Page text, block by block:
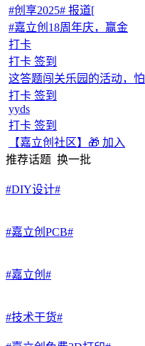
#创享2025# 报道[
#嘉立创18周年庆，赢金
打卡
打卡 签到
这答题闯关乐园的活动，怕
打卡 签到
yyds
打卡 签到
【嘉立创社区】🎁 加入
推荐话题 换一批
#DIY设计#
#嘉立创PCB#
#嘉立创#
#技术干货#